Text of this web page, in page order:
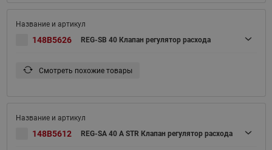
148B5626 REG-SB 40 Клапан регулятор расхода
Смотреть похожие товары
148B5612 REG-SA 40 A STR Клапан регулятор расхода